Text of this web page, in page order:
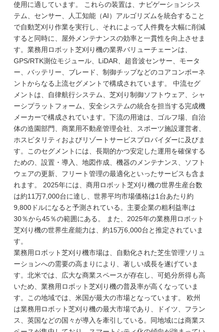
使用に適しています。 これらの装置は、ナビゲーションシス
テム、センサー、人工知能（AI）アルゴリズムを統合すること
で自動芝刈り作業を実行し、それによって人件費を大幅に削減
すると同時に、屋外メンテナンスの効率と一貫性を向上させま
す。業務用ロボット芝刈り機の業界バリューチェーンは、
GPS/RTK測位モジュール、LiDAR、超音波センサー、モータ
ー、バッテリー、ブレード、制御チップなどのコアコンポーネ
ントからなる上流セグメントで構成されています。 中流セグ
メントは、自律航行システム、芝刈り制御ソフトウェア、シャ
ーシプラットフォーム、安全システムの統合を担当する完成機
メーカーで構成されています。下流の用途は、ゴルフ場、自治
体の造園部門、商業用不動産管理会社、スポーツ施設運営者、
ホスピタリティおよびリゾートサービスプロバイダーに及びま
す。このセグメントには、長期的かつ安定した運用を確保する
ための、設置・導入、地図作成、機器のメンテナンス、ソフト
ウェアの更新、フリート管理の最適化といったサービスも含ま
れます。 2025年には、商用ロボット芝刈り機の世界生産台数
は約11万7,000台に達し、世界平均市場価格は1台あたり約
9,800ドルになると予測されている。主要企業の粗利益率は
30％から45％の範囲にある。 また、2025年の業務用ロボット
芝刈り機の世界生産能力は、約15万6,000台と推定されていま
す。
業務用ロボット芝刈り機市場は、自動化された芝生管理ソリュ
ーションへの需要の高まりにより、著しい成長を遂げていま
す。北米では、広大な商業スペースが存在し、可処分所得も高
いため、業務用ロボット芝刈り機の普及率が高くなっていま
す。この地域では、米国が最大の市場となっています。 欧州
は業務用ロボット芝刈り機の最大市場であり、ドイツ、フラン
ス、英国などの国々が導入を牽引している。同地域には商業ス